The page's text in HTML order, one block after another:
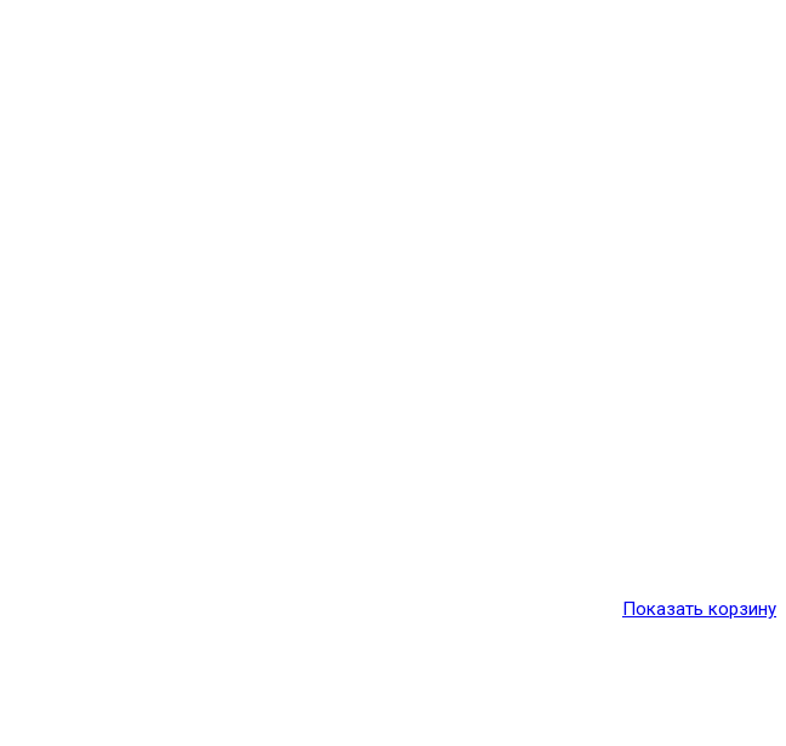
Показать корзину